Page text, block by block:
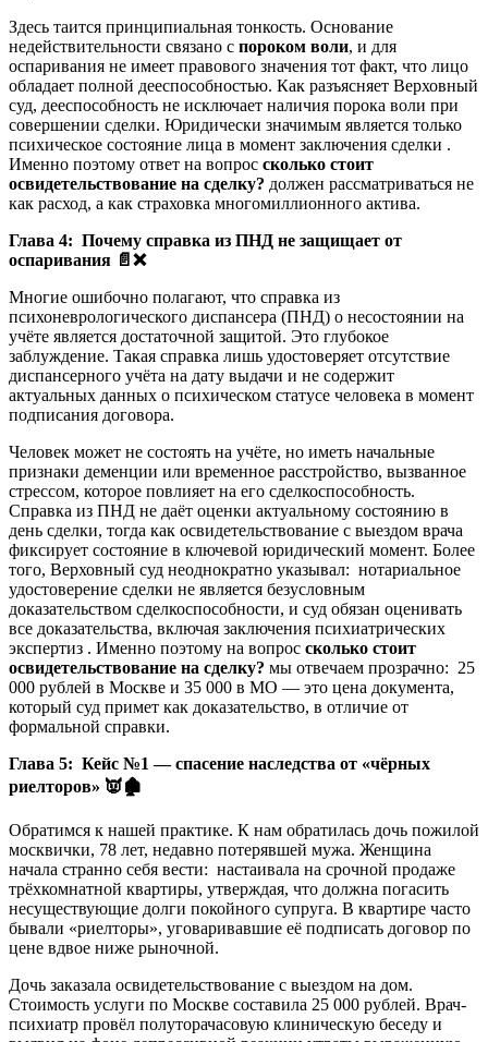
Здесь таится принципиальная тонкость. Основание
недействительности связано с пороком воли, и для
оспаривания не имеет правового значения тот факт, что лицо
обладает полной дееспособностью. Как разъясняет Верховный
суд, дееспособность не исключает наличия порока воли при
совершении сделки. Юридически значимым является только
психическое состояние лица в момент заключения сделки .
Именно поэтому ответ на вопрос сколько стоит
освидетельствование на сделку? должен рассматриваться не
как расход, а как страховка многомиллионного актива.
Глава 4: Почему справка из ПНД не защищает от
оспаривания 📄❌
Многие ошибочно полагают, что справка из
психоневрологического диспансера (ПНД) о несостоянии на
учёте является достаточной защитой. Это глубокое
заблуждение. Такая справка лишь удостоверяет отсутствие
диспансерного учёта на дату выдачи и не содержит
актуальных данных о психическом статусе человека в момент
подписания договора.
Человек может не состоять на учёте, но иметь начальные
признаки деменции или временное расстройство, вызванное
стрессом, которое повлияет на его сделкоспособность.
Справка из ПНД не даёт оценки актуальному состоянию в
день сделки, тогда как освидетельствование с выездом врача
фиксирует состояние в ключевой юридический момент. Более
того, Верховный суд неоднократно указывал: нотариальное
удостоверение сделки не является безусловным
доказательством сделкоспособности, и суд обязан оценивать
все доказательства, включая заключения психиатрических
экспертиз . Именно поэтому на вопрос сколько стоит
освидетельствование на сделку? мы отвечаем прозрачно: 25
000 рублей в Москве и 35 000 в МО — это цена документа,
который суд примет как доказательство, в отличие от
формальной справки.
Глава 5: Кейс №1 — спасение наследства от «чёрных
риелторов» 👿🏚
Обратимся к нашей практике. К нам обратилась дочь пожилой
москвички, 78 лет, недавно потерявшей мужа. Женщина
начала странно себя вести: настаивала на срочной продаже
трёхкомнатной квартиры, утверждая, что должна погасить
несуществующие долги покойного супруга. В квартире часто
бывали «риелторы», уговаривавшие её подписать договор по
цене вдвое ниже рыночной.
Дочь заказала освидетельствование с выездом на дом.
Стоимость услуги по Москве составила 25 000 рублей. Врач-
психиатр провёл полуторачасовую клиническую беседу и